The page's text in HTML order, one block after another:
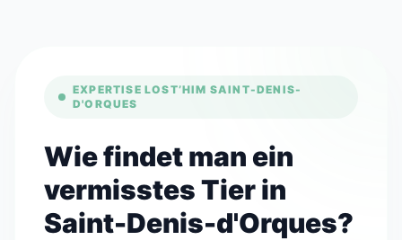
EXPERTISE LOST’HIM SAINT-DENIS-
D'ORQUES
Wie findet man ein
vermisstes Tier in
Saint-Denis-d'Orques?